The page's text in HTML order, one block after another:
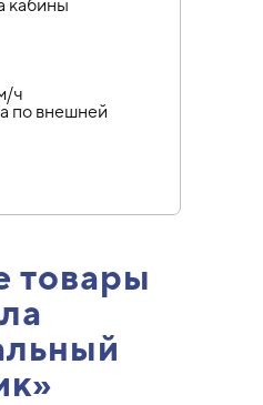
кабины
ч
по внешней
товары